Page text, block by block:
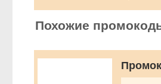
Похожие